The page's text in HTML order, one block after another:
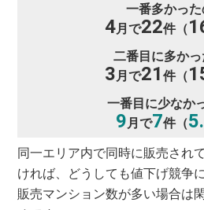
一番多かっ
4月で22件（
二番目に多か
3月で21 件（
一番目に少なか
9月で7件（
同一エリア内で同時に販売され
ければ、どうしても値下げ競争
販売マンション数が多い場合は